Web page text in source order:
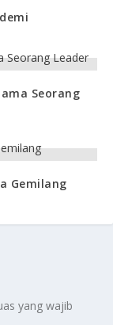
Seorang
Gemilang
yang wajib